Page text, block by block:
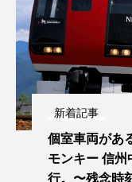
新着記事
個室車両があ
モンキー 信州
行。〜残念時